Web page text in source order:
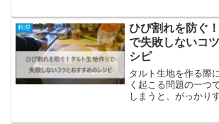
替として使える様々
オリーブオイルを普
料理
ひび割れを防ぐ
で失敗しないコ
シピ
タルト生地を作る際
く起こる問題の一つ
しまうと、がっかり